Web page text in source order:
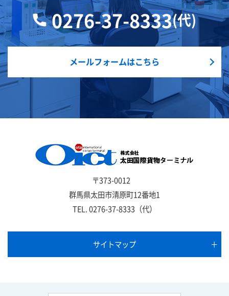
0276-37-8333(代)
メールフォームはこちら
〒373-0012
群馬県太田市清原町12番地1
TEL.0276-37-8333 （代）
サイトマップ